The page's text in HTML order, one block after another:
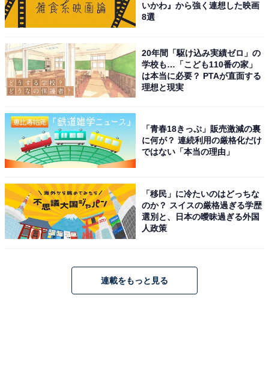
#杉咲花 #池田エライザ #清水尋也 #中嶋朋子/
#土屋太鳳 #沢村一樹
???/?? ??:?? ??????
￣￣￣￣￣￣￣￣￣￣￣￣
pic.twitter.com/8Qj941oUiS
— 10月期日曜劇場『海に眠るダイヤモンド』【公
式】 (@umininemuru_tbs)October 1, 2024
1位に選ばれたのは『海に眠るダイヤモンド』（TBS
系）でした。神木隆之介さんが日曜劇場作品で初主演を
務めるドラマとなっており、脚本は野木亜紀子さん、監
督は塚原あゆ子さんというヒットメーカーが勢ぞろいし
た作品です。1955年からの石炭産業で躍進した長崎県・
気を集めています。
いかわ』から強く連想した映画
8選
20年間「駆け込み実績ゼロ」の
学校も…「こども110番の家」
は本当に必要？ PTAが直面する
理想と現実
「青春18きっぷ」販売激減の裏
に何が？ 連続利用の厳格化だけ
ではない「本当の理由」
「移民」に冷たいのはどっちな
のか？ スイスの厳格過ぎる学歴
選別と、日本の曖昧過ぎる外国
人政策
連載をもっと見る